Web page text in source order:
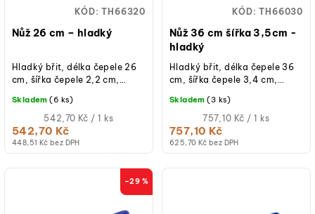
d
k
t
ů
Nůž 26 cm – hladký
448,51 Kč bez DPH
542,70 Kč
Měrná
cena:
542,70 Kč / 1 ks
Skladem (6 ks)
Hladký břit, délka čepele 26
cm, šířka čepele 2,2 cm,
plastová 13,5 cm, modrá
barva, vhodný...
KÓD:TH66320
Nůž 36 cm šířka 3,5cm -
hladký
625,70 Kč bez DPH
757,10 Kč
Měrná
cena:
757,10 Kč / 1 ks
Skladem (3 ks)
Hladký břit, délka čepele 36
cm, šířka čepele 3,4 cm,
plastová 13,5 cm, modrá
barva, vhodný do...
KÓD:TH66030
–29 %